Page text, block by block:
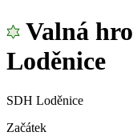
Valná
Loděnice
SDH Loděnice
Začátek